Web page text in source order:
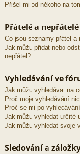
Přišel mi od někoho na
Přátelé a nepřátelé
Co jsou seznamy přátel a
Jak můžu přidat nebo
nepřátel?
Vyhledávání ve
Jak můžu vyhledávat na
Proč moje vyhledávání
Proč se mi po
Jak můžu vyhledat určité
Jak můžu vyhledat svoje
Sledování a záložky